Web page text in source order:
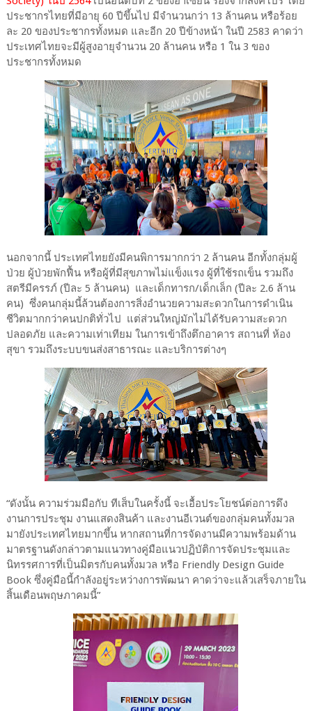
ประชากรไทยที่มีอายุ 60 ปีขึ้นไป มีจำนวนกว่า 13 ล้านคน หรือร้อย
ละ 20 ของประชากรทั้งหมด และอีก 20 ปีข้างหน้า ในปี 2583 คาดว่า
ประเทศไทยจะมีผู้สูงอายุจำนวน 20 ล้านคน หรือ 1 ใน 3 ของ
ประชากรทั้งหมด
นอกจากนี้ ประเทศไทยยังมีคนพิการมากกว่า 2 ล้านคน อีกทั้งกลุ่มผู้
ป่วย ผู้ป่วยพักฟื้น หรือผู้ที่มีสุขภาพไม่แข็งแรง ผู้ที่ใช้รถเข็น รวมถึง
สตรีมีครรภ์ (ปีละ 5 ล้านคน) และเด็กทารก/เด็กเล็ก (ปีละ 2.6 ล้าน
คน) ซึ่งคนกลุ่มนี้ล้วนต้องการสิ่งอำนวยความสะดวกในการดำเนิน
ชีวิตมากกว่าคนปกติทั่วไป แต่ส่วนใหญ่มักไม่ได้รับความสะดวก
ปลอดภัย และความเท่าเทียม ในการเข้าถึงตึกอาคาร สถานที่ ห้อง
สุขา รวมถึงระบบขนส่งสาธารณะ และบริการต่างๆ
“ดังนั้น ความร่วมมือกับ ทีเส็บในครั้งนี้ จะเอื้อประโยชน์ต่อการดึง
งานการประชุม งานแสดงสินค้า และงานอีเวนต์ของกลุ่มคนทั้งมวล
มายังประเทศไทยมากขึ้น หากสถานที่การจัดงานมีความพร้อมด้าน
มาตรฐานดังกล่าวตามแนวทางคู่มือแนวปฏิบัติการจัดประชุมและ
นิทรรศการที่เป็นมิตรกับคนทั้งมวล หรือ Friendly Design Guide
Book ซึ่งคู่มือนี้กำลังอยู่ระหว่างการพัฒนา คาดว่าจะแล้วเสร็จภายใน
สิ้นเดือนพฤษภาคมนี้”